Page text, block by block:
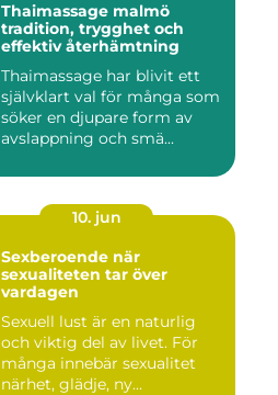
Thaimassage malmö
tradition, trygghet och
effektiv återhämtning
Thaimassage har blivit ett
självklart val för många som
söker en djupare form av
avslappning och smä...
10. jun
Sexberoende när
sexualiteten tar över
vardagen
Sexuell lust är en naturlig
och viktig del av livet. För
många innebär sexualitet
närhet, glädje, ny...